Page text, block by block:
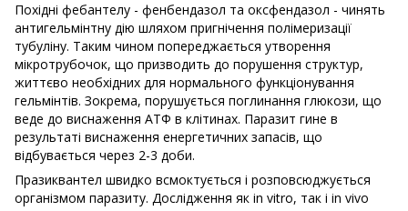
Похідні фебантелу - фенбендазол та оксфендазол - чинять
антигельмінтну дію шляхом пригнічення полімеризації
тубуліну. Таким чином попереджається утворення
мікротрубочок, що призводить до порушення структур,
життєво необхідних для нормального функціонування
гельмінтів. Зокрема, порушується поглинання глюкози, що
веде до виснаження АТФ в клітинах. Паразит гине в
результаті виснаження енергетичних запасів, що
відбувається через 2-3 доби.
Празиквантел швидко всмоктується і розповсюджується
організмом паразиту. Дослідження як in vitro, так і in vivo